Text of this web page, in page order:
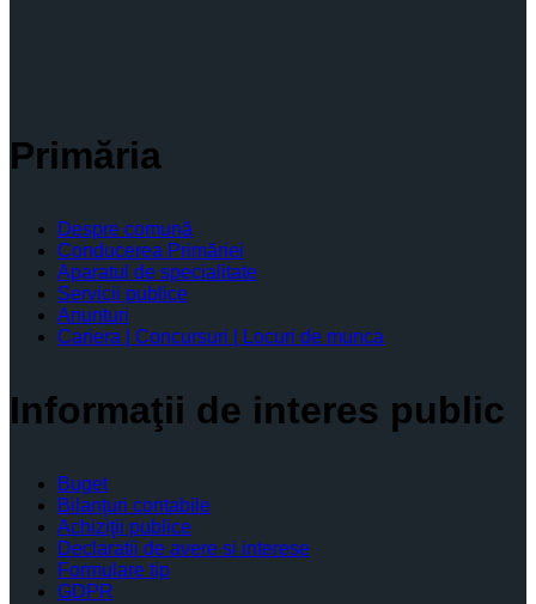
Primăria
Despre comună
Conducerea Primăriei
Aparatul de specialitate
Servicii publice
Anunturi
Cariera | Concursuri | Locuri de munca
Informaţii de interes public
Buget
Bilanţuri contabile
Achiziţii publice
Declaratii de avere si interese
Formulare tip
GDPR